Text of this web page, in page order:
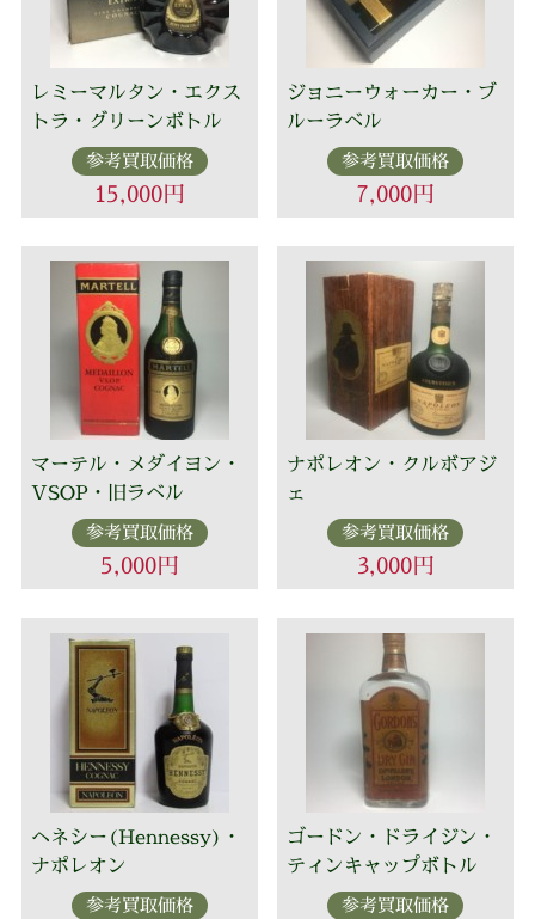
レミーマルタン・エクス
トラ・グリーンボトル
参考買取価格
15,000円
ジョニーウォーカー・ブ
ルーラベル
参考買取価格
7,000円
マーテル・メダイヨン・
VSOP・旧ラベル
参考買取価格
5,000円
ナポレオン・クルボアジ
ェ
参考買取価格
3,000円
ヘネシー(Hennessy)・
ナポレオン
参考買取価格
ゴードン・ドライジン・
ティンキャップボトル
参考買取価格